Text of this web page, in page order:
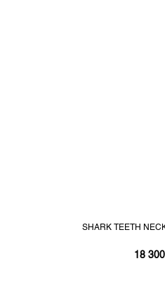
SHARK TEETH
18